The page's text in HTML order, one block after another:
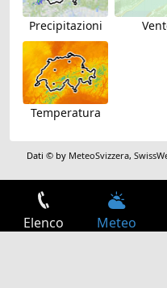
Precipitazioni
Temperatura
Dati © by MeteoSvizzera,
Elenco Meteo